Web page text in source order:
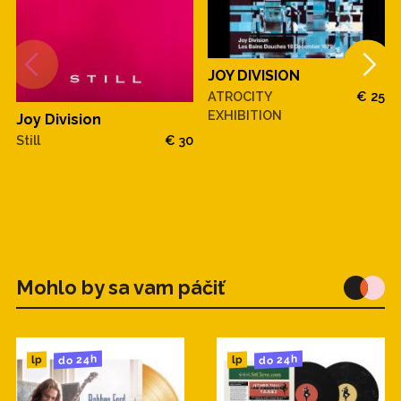
4. These Days 3:27
5. Love Will Tear Us Apart (Pennine Version) 3:13
Joy Division
Still € 30
JOY DIVISION
ATROCITY
EXHIBITION
€ 25
Mohlo by sa vam páčiť
lp do 24h lp do 24h